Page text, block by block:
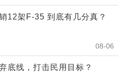
12架F-35 到底有几分真？
08-06
底线，打击民用目标？